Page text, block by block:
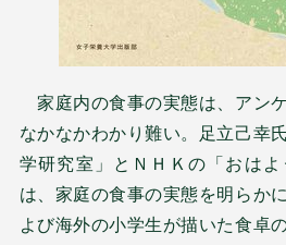
家庭内の食事の実態は、アン
なかなかわかり難い。足立己幸
学研究室」とＮＨＫの「おは
は、家庭の食事の実態を明らか
よび海外の小学生が描いた食卓